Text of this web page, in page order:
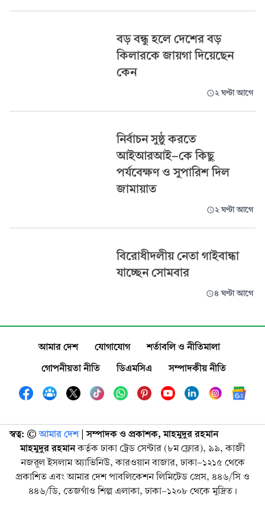
বড় বন্ধু হলে দেশের বড়
কিলারকে জায়গা দিয়েছেন
কেন
২ ঘণ্টা আগে
নির্বাচন সুষ্ঠু করতে
আইআরআই-কে কিছু
পর্যবেক্ষণ ও সুপারিশ দিল
জামায়াত
২ ঘণ্টা আগে
বিরোধীদলীয় নেতা গাইবান্ধা
যাচ্ছেন সোমবার
৪ ঘণ্টা আগে
আমার দেশ যোগাযোগ
শর্তাবলি ও নীতিমালা
গোপনীয়তা নীতি
ডিএমসিএ সম্পাদকীয় নীতি
স্বত্ব: ©️ আমার দেশ| সম্পাদক ও প্রকাশক, মাহমুদুর রহমান
মাহমুদুর রহমানকর্তৃক ঢাকা ট্রেড সেন্টার (৮ম ফ্লোর), ৯৯, কাজী
নজরুল ইসলাম অ্যাভিনিউ, কারওয়ান বাজার, ঢাকা-১২১৫ থেকে
প্রকাশিত এবং আমার দেশ পাবলিকেশন লিমিটেড প্রেস, ৪৪৬/সি ও
৪৪৬/ডি, তেজগাঁও শিল্প এলাকা, ঢাকা-১২০৮ থেকে মুদ্রিত।